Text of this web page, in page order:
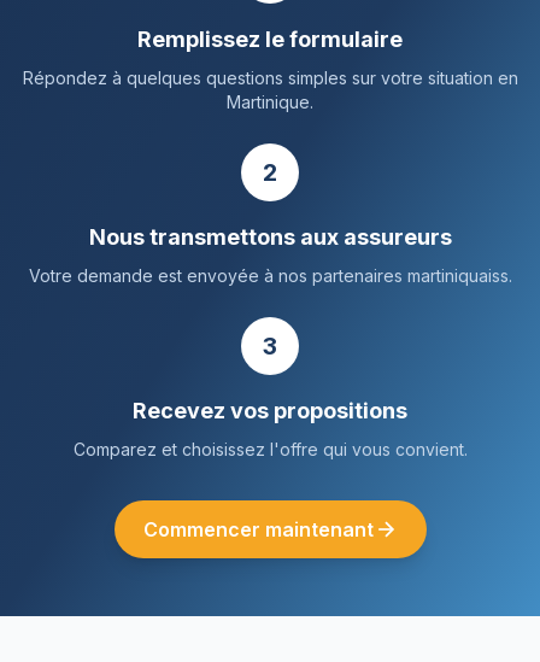
Remplissez le formulaire
Répondez à quelques questions simples sur votre situation en
Martinique.
2
Nous transmettons aux assureurs
Votre demande est envoyée à nos partenaires martiniquaiss.
3
Recevez vos propositions
Comparez et choisissez l'offre qui vous convient.
Commencer maintenant